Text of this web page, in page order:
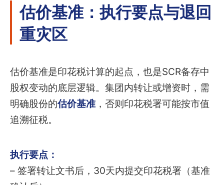
估价基准：执行要点与退回
重灾区
估价基准是印花税计算的起点，也是SCR备存中
股权变动的底层逻辑。集团内转让或增资时，需
明确股份的估价基准，否则印花税署可能按市值
追溯征税。
执行要点：
– 签署转让文书后，30天内提交印花税署（基准